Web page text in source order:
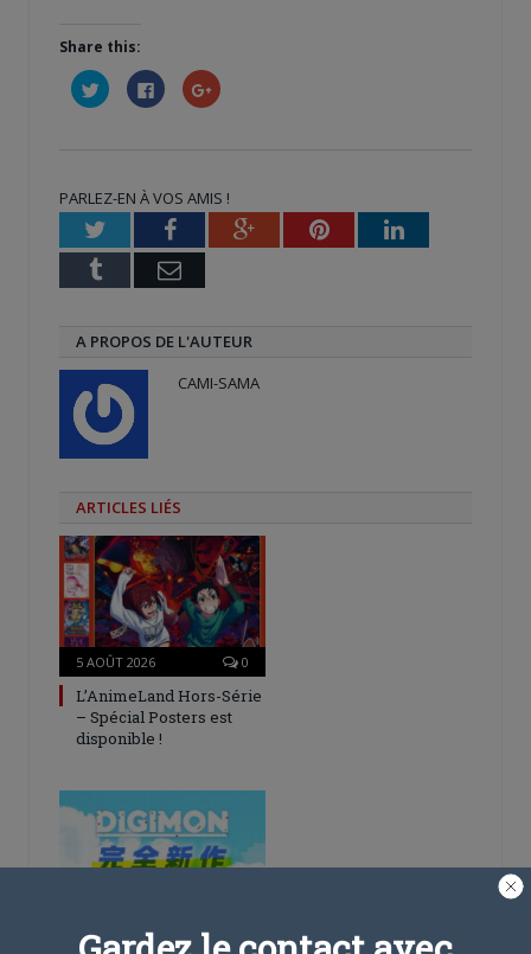
Share this:
Cliquez
pour
partager
fenêtre)
Cliquez
pour
partager
fenêtre)
Cliquez
pour
nouvelle
fenêtre)
PARLEZ-EN À VOS AMIS !
TwitterFacebookGoogle+PinterestLinkedIn
Tumblr Email
A PROPOS DE L'AUTEUR
CAMI-SAMA
ARTICLES LIÉS
5 AOÛT 2026 0
L’AnimeLand Hors-Série
– Spécial Posters est
disponible !